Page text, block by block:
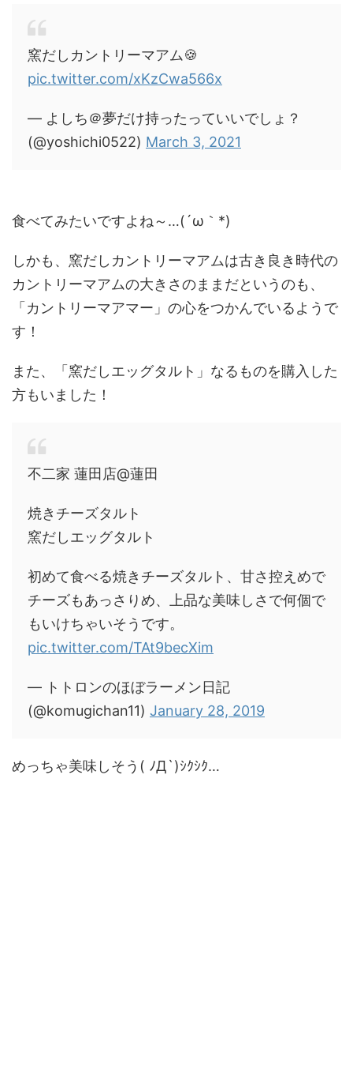
窯だしカントリーマアム🍪
pic.twitter.com/xKzCwa566x
— よしち＠夢だけ持ったっていいでしょ？
(@yoshichi0522) March 3, 2021
食べてみたいですよね～…(´ω｀*)
しかも、窯だしカントリーマアムは古き良き時代の
カントリーマアムの大きさのままだというのも、
「カントリーマアマー」の心をつかんでいるようで
す！
また、「窯だしエッグタルト」なるものを購入した
方もいました！
不二家 蓮田店@蓮田
焼きチーズタルト
窯だしエッグタルト
初めて食べる焼きチーズタルト、甘さ控えめで
チーズもあっさりめ、上品な美味しさで何個で
もいけちゃいそうです。
pic.twitter.com/TAt9becXim
— トトロンのほぼラーメン日記
(@komugichan11) January 28, 2019
めっちゃ美味しそう( ﾉД`)ｼｸｼｸ…